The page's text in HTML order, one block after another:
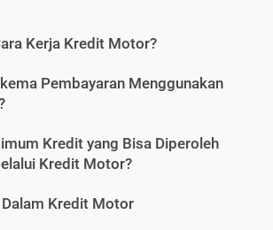
Kerja Kredit Motor?
Pembayaran Menggunakan
Kredit yang Bisa Diperoleh
Kredit Motor?
Kredit Motor